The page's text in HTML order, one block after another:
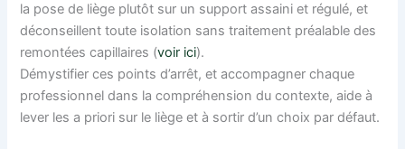
la pose de liège plutôt sur un support assaini et régulé, et
déconseillent toute isolation sans traitement préalable des
remontées capillaires (voir ici).
Démystifier ces points d’arrêt, et accompagner chaque
professionnel dans la compréhension du contexte, aide à
lever les a priori sur le liège et à sortir d’un choix par défaut.